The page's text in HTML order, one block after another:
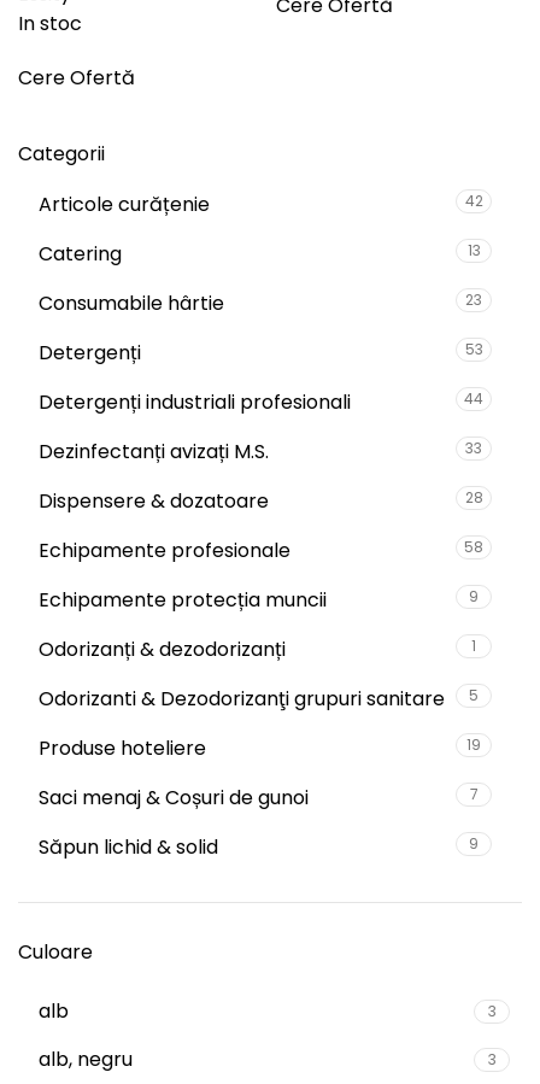
Categorii
Articole curățenie
42
Catering 13
Consumabile hârtie 23
Detergenți 53
Detergenți industriali profesionali 44
Dezinfectanți avizați M.S. 33
Dispensere & dozatoare 28
Echipamente profesionale 58
Echipamente protecția muncii 9
Odorizanți & dezodorizanți 1
Odorizanti & Dezodorizanţi grupuri sanitare 5
Produse hoteliere 19
Saci menaj & Coșuri de gunoi 7
Săpun lichid & solid 9
Culoare
alb 3
alb, negru 3
In stoc
Cere Ofertă
Cere Ofertă